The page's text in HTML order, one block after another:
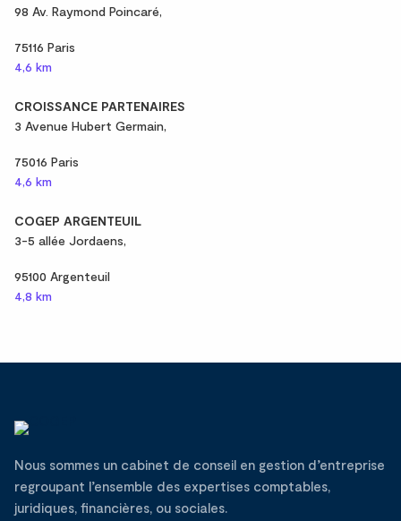
98 Av. Raymond Poincaré,
75116 Paris
4,6 km
CROISSANCE PARTENAIRES
3 Avenue Hubert Germain,
75016 Paris
4,6 km
COGEP ARGENTEUIL
3-5 allée Jordaens,
95100 Argenteuil
4,8 km
Nous sommes un cabinet de conseil en gestion d’entreprise
regroupant l’ensemble des expertises comptables,
juridiques, financières, ou sociales.